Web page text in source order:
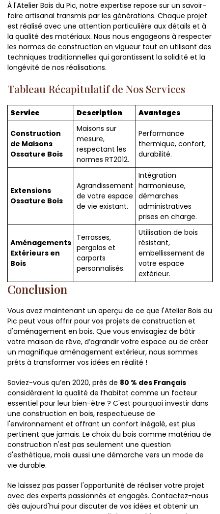
À l'Atelier Bois du Pic, notre expertise repose sur un savoir-
faire artisanal transmis par les générations. Chaque projet
est réalisé avec une attention particulière aux détails et à
la qualité des matériaux. Nous nous engageons à respecter
les normes de construction en vigueur tout en utilisant des
techniques traditionnelles qui garantissent la solidité et la
longévité de nos réalisations.
Tableau Récapitulatif de Nos Services
Service Description Avantages
Construction
de Maisons
Ossature Bois
Maisons sur
mesure,
respectant les
normes RT2012.
Performance
thermique, confort,
durabilité.
Extensions
Ossature Bois
Agrandissement
de votre espace
de vie existant.
Intégration
harmonieuse,
démarches
administratives
prises en charge.
Aménagements
Extérieurs en
Bois
Terrasses,
pergolas et
carports
personnalisés.
Utilisation de bois
résistant,
embellissement de
votre espace
extérieur.
Conclusion
Vous avez maintenant un aperçu de ce que l'Atelier Bois du
Pic peut vous offrir pour vos projets de construction et
d'aménagement en bois. Que vous envisagiez de bâtir
votre maison de rêve, d’agrandir votre espace ou de créer
un magnifique aménagement extérieur, nous sommes
prêts à transformer vos idées en réalité !
Saviez-vous qu’en 2020, près de 80 % des Français
considéraient la qualité de l’habitat comme un facteur
essentiel pour leur bien-être ? C'est pourquoi investir dans
une construction en bois, respectueuse de
l'environnement et offrant un confort inégalé, est plus
pertinent que jamais. Le choix du bois comme matériau de
construction n'est pas seulement une question
d'esthétique, mais aussi une démarche vers un mode de
vie durable.
Ne laissez pas passer l'opportunité de réaliser votre projet
avec des experts passionnés et engagés. Contactez-nous
dès aujourd'hui pour discuter de vos idées et obtenir un